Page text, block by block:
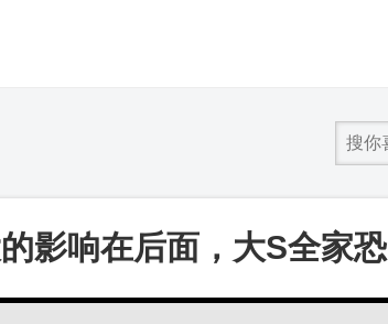
影响在后面，大S全家恐